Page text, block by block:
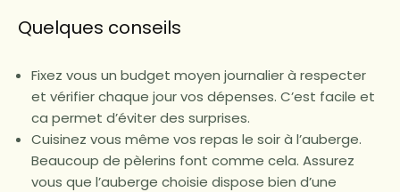
Quelques conseils
Fixez vous un budget moyen journalier à respecter
et vérifier chaque jour vos dépenses. C’est facile et
ca permet d’éviter des surprises.
Cuisinez vous même vos repas le soir à l’auberge.
Beaucoup de pèlerins font comme cela. Assurez
vous que l’auberge choisie dispose bien d’une